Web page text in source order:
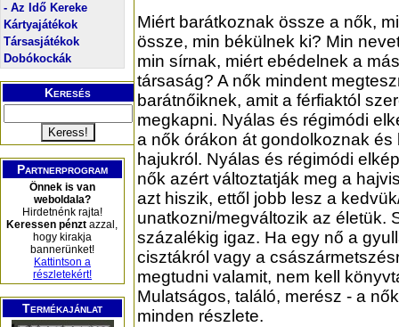
- Az Idő Kereke
Kártyajátékok
Társasjátékok
Dobókockák
Keresés
Partnerprogram
Önnek is van
weboldala?
Hirdetnénk rajta!
Keressen pénzt azzal,
hogy kirakja
bannerünket!
Kattintson a
részletekért!
Termékajánlat
Miért barátkoznak össze a nők,
össze, min békülnek ki? Min
min sírnak, miért ebédelnek a
társaság? A nők mindent
barátnőiknek, amit a férfiaktól
megkapni. Nyálas és régimódi
a nők órákon át gondolkoznak és
hajukról. Nyálas és régimódi
nők azért változtatják meg a
azt hiszik, ettől jobb lesz a
unatkozni/megváltozik az életük.
százalékig igaz. Ha egy nő a
cisztákról vagy a
megtudni valamit, nem kell
Mulatságos, találó, merész - a
minden részlete.